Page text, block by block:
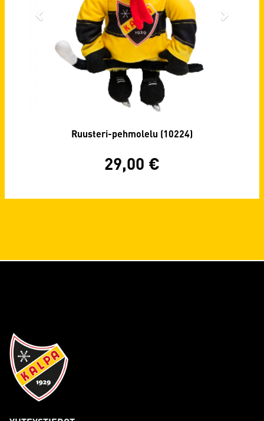
Ruusteri-pehmolelu (10224)
29,00 €